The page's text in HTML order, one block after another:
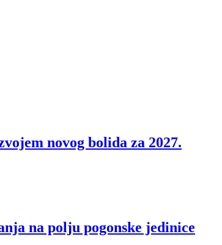
novog bolida za 2027.
na polju pogonske jedinice